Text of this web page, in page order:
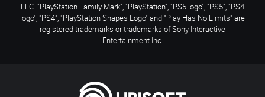
LLC. "PlayStation Family Mark", "PlayStation", "PS5 logo", "PS5", "PS4
logo", "PS4", "PlayStation Shapes Logo" and "Play Has No Limits" are
registered trademarks or trademarks of Sony Interactive
Entertainment Inc.